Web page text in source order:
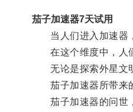
茄子加速器7天试用
当人们进入加速器，
在这个维度中，人们
无论是探索外星文明
茄子加速器所带来的
茄子加速器的问世，